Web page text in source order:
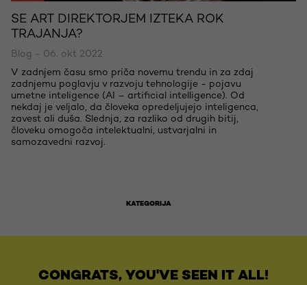
SE ART DIREKTORJEM IZTEKA ROK
TRAJANJA?
Blog - 06. okt 2022
V zadnjem času smo priča novemu trendu in za zdaj
zadnjemu poglavju v razvoju tehnologije - pojavu
umetne inteligence (AI – artificial intelligence). Od
nekdaj je veljalo, da človeka opredeljujejo inteligenca,
zavest ali duša. Slednja, za razliko od drugih bitij,
človeku omogoča intelektualni, ustvarjalni in
samozavedni razvoj.
KATEGORIJA
CONGRATS, YOU'VE SEEN IT ALL!